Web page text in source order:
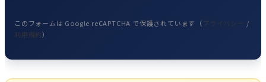
このフォームは Google reCAPTCHA で保護されています（プライバシー /
利用規約）